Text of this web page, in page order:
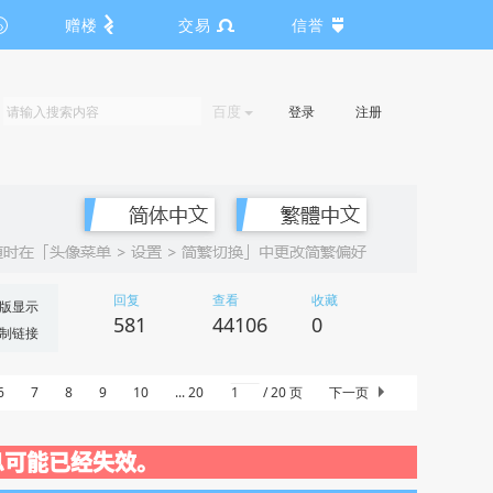
赠楼 交易 信誉
百度 登录 注册
显示
链接
回复
581
查看
44106
收藏
0
7 8 9 10 ... 20 / 20 页 下一页
能已经失效。